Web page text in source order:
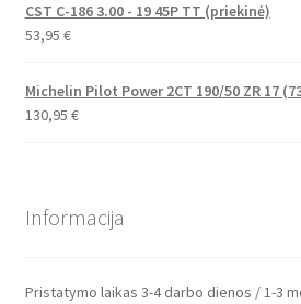
CST C-186 3.00 - 19 45P TT (priekinė)
53,95 €
Michelin Pilot Power 2CT 190/50 ZR 17
130,95 €
Informacija
Pristatymo laikas 3-4 darbo dienos / 1-3